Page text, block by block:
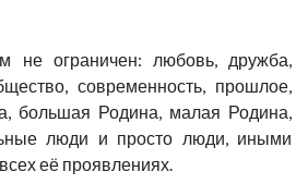
не ограничен: любовь, дружба,
современность, прошлое,
большая Родина, малая Родина,
люди и просто люди, иными
её проявлениях.